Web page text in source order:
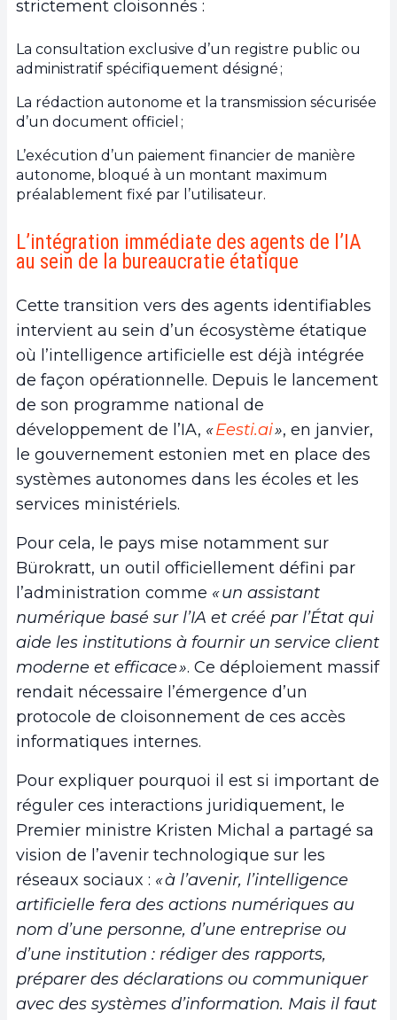
strictement cloisonnés :
La consultation exclusive d’un registre public ou
administratif spécifiquement désigné ;
La rédaction autonome et la transmission sécurisée
d’un document officiel ;
L’exécution d’un paiement financier de manière
autonome, bloqué à un montant maximum
préalablement fixé par l’utilisateur.
L’intégration immédiate des agents de l’IA
au sein de la bureaucratie étatique
Cette transition vers des agents identifiables
intervient au sein d’un écosystème étatique
où l’intelligence artificielle est déjà intégrée
de façon opérationnelle. Depuis le lancement
de son programme national de
développement de l’IA, «Eesti.ai», en janvier,
le gouvernement estonien met en place des
systèmes autonomes dans les écoles et les
services ministériels.
Pour cela, le pays mise notamment sur
Bürokratt, un outil officiellement défini par
l’administration comme « un assistant
numérique basé sur l’IA et créé par l’État qui
aide les institutions à fournir un service client
moderne et efficace ». Ce déploiement massif
rendait nécessaire l’émergence d’un
protocole de cloisonnement de ces accès
informatiques internes.
Pour expliquer pourquoi il est si important de
réguler ces interactions juridiquement, le
Premier ministre Kristen Michal a partagé sa
vision de l’avenir technologique sur les
réseaux sociaux : « à l’avenir, l’intelligence
artificielle fera des actions numériques au
nom d’une personne, d’une entreprise ou
d’une institution : rédiger des rapports,
préparer des déclarations ou communiquer
avec des systèmes d’information. Mais il faut